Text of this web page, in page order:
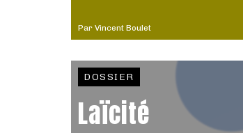
Par Vincent Boulet
DOSSIER
Laïcité